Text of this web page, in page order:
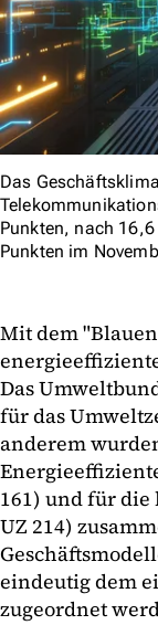
Das
Punkten, nach
Punkten im
Mit dem
Das
für das
anderem
161) und für die
UZ 214)
eindeutig dem
zugeordnet